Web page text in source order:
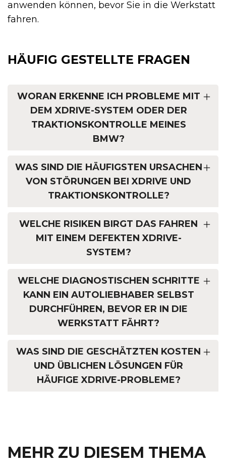
anwenden können, bevor Sie in die Werkstatt
fahren.
HÄUFIG GESTELLTE FRAGEN
WORAN ERKENNE ICH PROBLEME MIT
DEM XDRIVE-SYSTEM ODER DER
TRAKTIONSKONTROLLE MEINES
BMW?
WAS SIND DIE HÄUFIGSTEN URSACHEN
VON STÖRUNGEN BEI XDRIVE UND
TRAKTIONSKONTROLLE?
WELCHE RISIKEN BIRGT DAS FAHREN
MIT EINEM DEFEKTEN XDRIVE-
SYSTEM?
WELCHE DIAGNOSTISCHEN SCHRITTE
KANN EIN AUTOLIEBHABER SELBST
DURCHFÜHREN, BEVOR ER IN DIE
WERKSTATT FÄHRT?
WAS SIND DIE GESCHÄTZTEN KOSTEN
UND ÜBLICHEN LÖSUNGEN FÜR
HÄUFIGE XDRIVE-PROBLEME?
MEHR ZU DIESEM THEMA